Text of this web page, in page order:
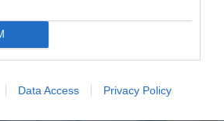
Data Access Privacy Policy